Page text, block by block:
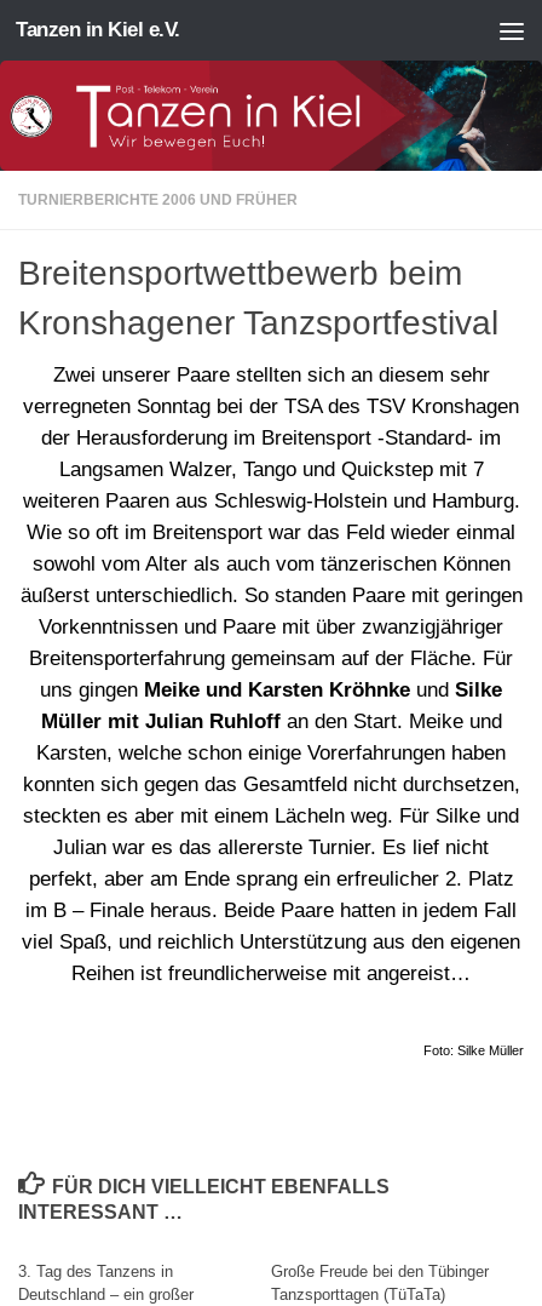
Zum Inhalt springen
Tanzen in Kiel e.V.
TURNIERBERICHTE 2006 UND FRÜHER
Breitensportwettbewerb beim
Kronshagener Tanzsportfestival
Zwei unserer Paare stellten sich an diesem sehr
verregneten Sonntag bei der TSA des TSV Kronshagen
der Herausforderung im Breitensport -Standard- im
Langsamen Walzer, Tango und Quickstep mit 7
weiteren Paaren aus Schleswig-Holstein und Hamburg.
Wie so oft im Breitensport war das Feld wieder einmal
sowohl vom Alter als auch vom tänzerischen Können
äußerst unterschiedlich. So standen Paare mit geringen
Vorkenntnissen und Paare mit über zwanzigjähriger
Breitensporterfahrung gemeinsam auf der Fläche. Für
uns gingen Meike und Karsten Kröhnke und Silke
Müller mit Julian Ruhloffan den Start. Meike und
Karsten, welche schon einige Vorerfahrungen haben
konnten sich gegen das Gesamtfeld nicht durchsetzen,
steckten es aber mit einem Lächeln weg. Für Silke und
Julian war es das allererste Turnier. Es lief nicht
perfekt, aber am Ende sprang ein erfreulicher 2. Platz
im B – Finale heraus. Beide Paare hatten in jedem Fall
viel Spaß, und reichlich Unterstützung aus den eigenen
Reihen ist freundlicherweise mit angereist…
Foto: Silke Müller
FÜR DICH VIELLEICHT EBENFALLS
INTERESSANT …
3. Tag des Tanzens in
Deutschland – ein großer
Große Freude bei den Tübinger
Tanzsporttagen (TüTaTa)